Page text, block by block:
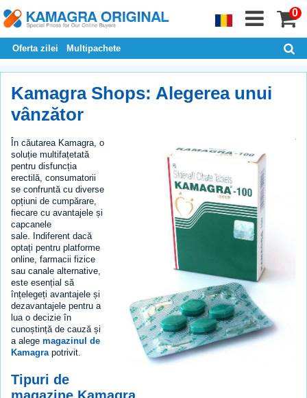
0
Oferta zilei Multipachete
Kamagra Shops: Alegerea unui
vânzător
În căutarea Kamagra, o
soluție multifațetată
pentru disfuncția
erectilă, consumatorii
se confruntă cu diverse
opțiuni de cumpărare,
fiecare cu avantajele și
capcanele
sale. Indiferent dacă
optați pentru platforme
online, farmacii fizice
sau canale alternative,
este esențial să
înțelegeți avantajele și
dezavantajele pentru a
lua o decizie în
cunoștință de cauză și
a alege magazinul de
Kamagra potrivit.
Tipuri de
magazine Kamagra